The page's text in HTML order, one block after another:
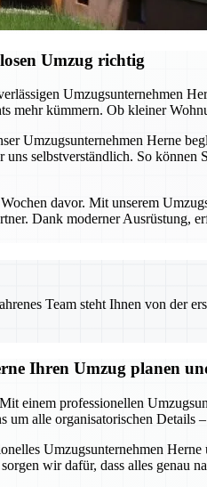
Umzug richtig
Umzugsunternehmen
mehr kümmern. Ob kleiner
Umzugsunternehmen Herne
selbstverständlich. So
davor. Mit unserem
Dank moderner Ausrüstung,
Team steht Ihnen von der
Ihren Umzug planen
einem professionellen
alle organisatorischen Details
Umzugsunternehmen
wir dafür, dass alles genau